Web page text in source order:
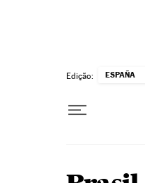
Edição: ESPAÑA